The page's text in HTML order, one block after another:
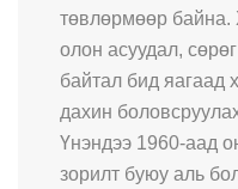
төвлөрмөөр байна.
олон асуудал,
байтал бид яагаад
дахин
Үнэндээ 1960-аад
зорилт буюу аль